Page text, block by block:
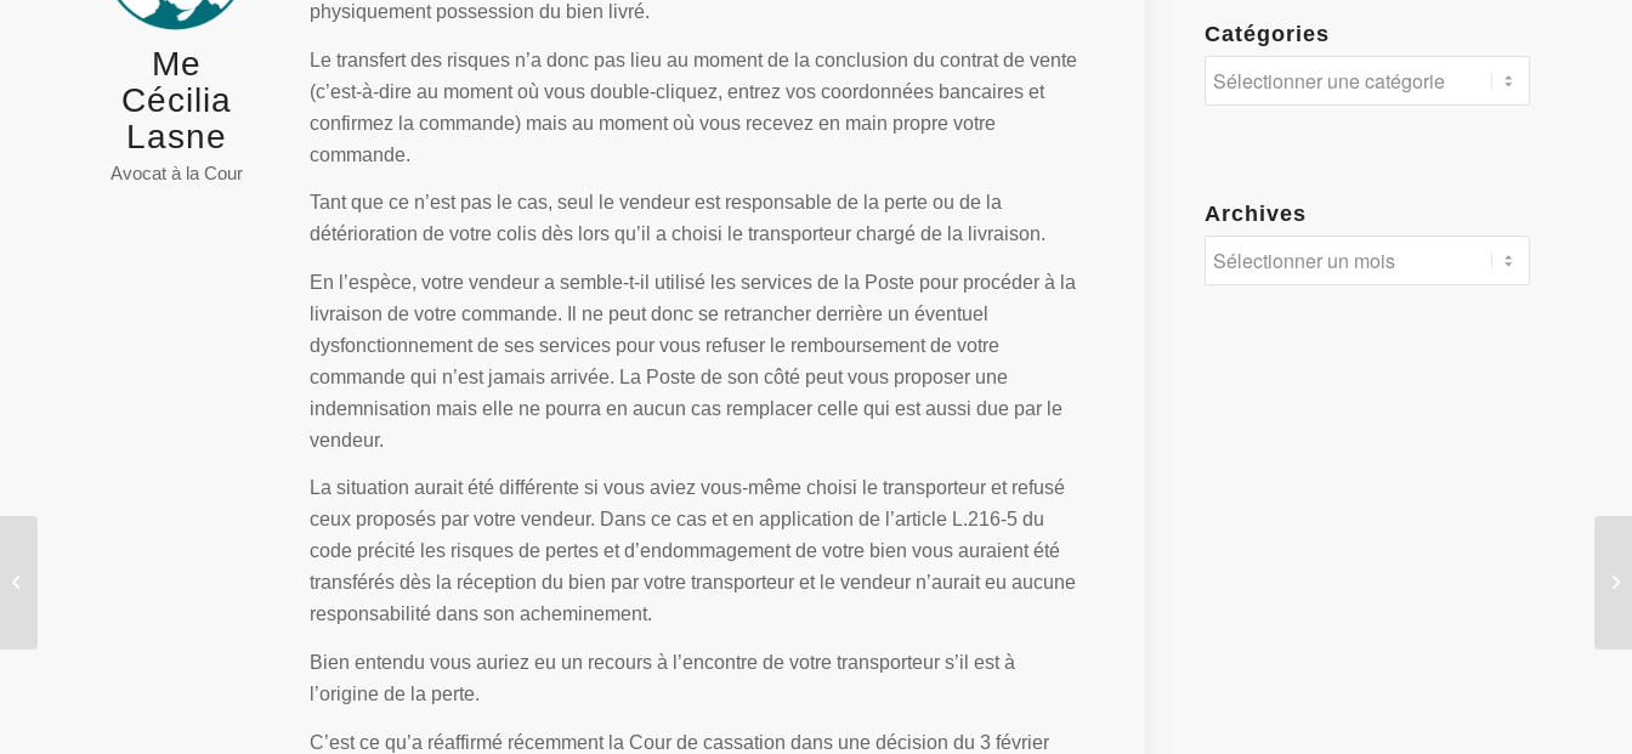
Me
Cécilia
Lasne
Avocat à la Cour
physiquement possession du bien livré.
Le transfert des risques n’a donc pas lieu au moment de la conclusion du contrat de vente
(c’est-à-dire au moment où vous double-cliquez, entrez vos coordonnées bancaires et
confirmez la commande) mais au moment où vous recevez en main propre votre
commande.
Tant que ce n’est pas le cas, seul le vendeur est responsable de la perte ou de la
détérioration de votre colis dès lors qu’il a choisi le transporteur chargé de la livraison.
En l’espèce, votre vendeur a semble-t-il utilisé les services de la Poste pour procéder à la
livraison de votre commande. Il ne peut donc se retrancher derrière un éventuel
dysfonctionnement de ses services pour vous refuser le remboursement de votre
commande qui n’est jamais arrivée. La Poste de son côté peut vous proposer une
indemnisation mais elle ne pourra en aucun cas remplacer celle qui est aussi due par le
vendeur.
La situation aurait été différente si vous aviez vous-même choisi le transporteur et refusé
ceux proposés par votre vendeur. Dans ce cas et en application de l’article L.216-5 du
code précité les risques de pertes et d’endommagement de votre bien vous auraient été
transférés dès la réception du bien par votre transporteur et le vendeur n’aurait eu aucune
responsabilité dans son acheminement.
Bien entendu vous auriez eu un recours à l’encontre de votre transporteur s’il est à
l’origine de la perte.
C’est ce qu’a réaffirmé récemment la Cour de cassation dans une décision du 3 février
Catégories
Catégories
Archives